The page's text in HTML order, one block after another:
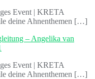
Event | KRETA
deine Ahnenthemen […]
– Angelika van
Event | KRETA
deine Ahnenthemen […]